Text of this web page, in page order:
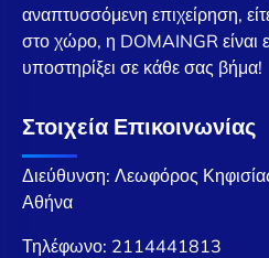
αναπτυσσόμενη επιχείρηση,
στο χώρο, η DOMAINGR είναι
υποστηρίξει σε κάθε σας βήμα!
Στοιχεία Επικοινωνίας
Διεύθυνση: Λεωφόρος
Αθήνα
Τηλέφωνο: 2114441813